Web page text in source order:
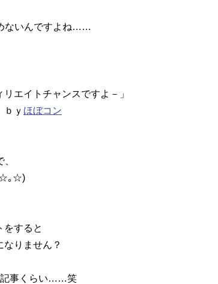
ないんですよね……
エイトチャンスですよ－」
ｂｙ ほぼコン
｡☆)
をすると
りません？
記事くらい……笑